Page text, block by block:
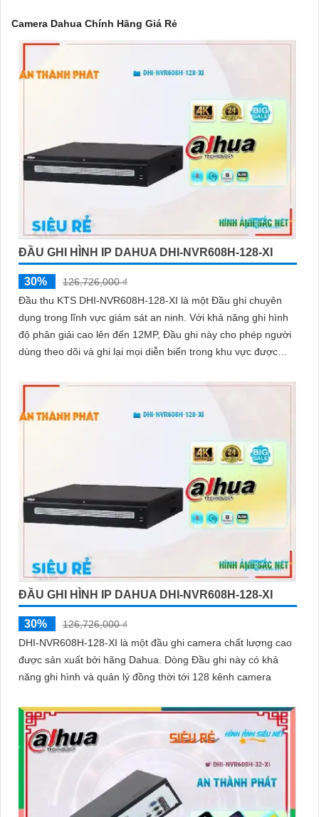
Camera Dahua Chính Hãng Giá Rẻ
ĐẦU GHI HÌNH IP DAHUA DHI-NVR608H-128-XI
30%
126,726,000 ₫
Đầu thu KTS DHI-NVR608H-128-XI là một Đầu ghi chuyên
dụng trong lĩnh vực giám sát an ninh. Với khả năng ghi hình
độ phân giải cao lên đến 12MP, Đầu ghi này cho phép người
dùng theo dõi và ghi lại mọi diễn biến trong khu vực được
ĐẦU GHI HÌNH IP DAHUA DHI-NVR608H-128-XI
30%
126,726,000 ₫
DHI-NVR608H-128-XI là một đầu ghi camera chất lượng cao
được sản xuất bởi hãng Dahua. Dòng Đầu ghi này có khả
năng ghi hình và quản lý đồng thời tới 128 kênh camera